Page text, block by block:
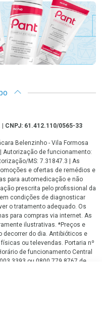
CNPJ: 61.412.110/0565-33
Belenzinho - Vila Formosa
Autorização de funcionamento:
MS: 7.31847.3 | As
e ofertas de remédios e
para automedicação e não
prescrita pelo profissional da
condições de diagnosticar
o tratamento adequado. Os
para compras via internet. As
ilustrativas. *Preços e
decorrer do dia. Antibióticos e
ou televendas. Portaria nº
de funcionamento Central
3393 ou 0800 779 8767 de